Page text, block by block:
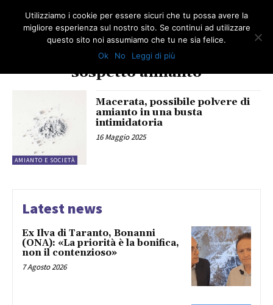
sospetto amianto
AMIANTO E SOCIETÀ
Macerata, possibile polvere di
amianto in una busta
intimidatoria
16 Maggio 2025
Latest news
Ex Ilva di Taranto, Bonanni
(ONA): «La priorità è la bonifica,
non il contenzioso»
7 Agosto 2026
Utilizziamo i cookie per essere sicuri che tu possa avere la
migliore esperienza sul nostro sito. Se continui ad utilizzare
questo sito noi assumiamo che tu ne sia felice.
Ok
No Leggi di più